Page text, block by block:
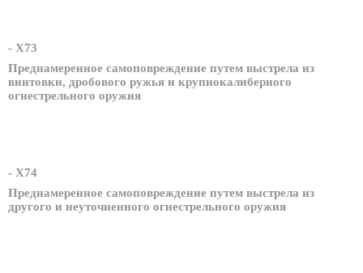
- X73
Преднамеренное самоповреждение путем выстрела из
винтовки, дробового ружья и крупнокалиберного
огнестрельного оружия
- X74
Преднамеренное самоповреждение путем выстрела из
другого и неуточненного огнестрельного оружия